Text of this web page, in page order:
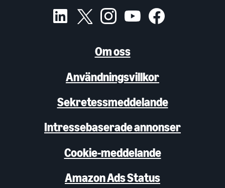
Om oss
Användningsvillkor
Sekretessmeddelande
Intressebaserade annonser
Cookie-meddelande
Amazon Ads Status